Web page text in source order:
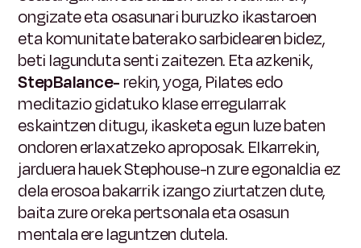
ongizate eta osasunari buruzko ikastaroen
eta komunitate baterako sarbidearen bidez,
beti lagunduta senti zaitezen. Eta azkenik,
StepBalance- rekin, yoga, Pilates edo
meditazio gidatuko klase erregularrak
eskaintzen ditugu, ikasketa egun luze baten
ondoren erlaxatzeko aproposak. Elkarrekin,
jarduera hauek Stephouse-n zure egonaldia ez
dela erosoa bakarrik izango ziurtatzen dute,
baita zure oreka pertsonala eta osasun
mentala ere laguntzen dutela.